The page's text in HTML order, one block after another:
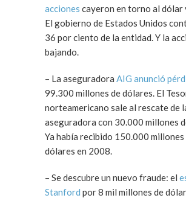
acciones cayeron en torno al dólar
El gobierno de Estados Unidos
36 por ciento de la entidad. Y la
bajando.
– La aseguradora AIG anunció
99.300 millones de dólares. El
norteamericano sale al rescate de
aseguradora con 30.000 millones
Ya había recibido 150.000 millones
dólares en 2008.
– Se descubre un nuevo fraude: el
Stanford por 8 mil millones de dólares.